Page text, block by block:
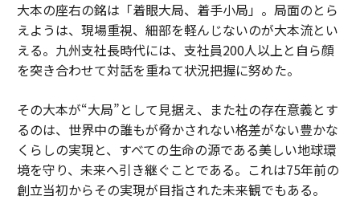
大本の座右の銘は「着眼大局、着手小局」。局面のとら
えようは、現場重視、細部を軽んじないのが大本流とい
える。九州支社長時代には、支社員200人以上と自ら顔
を突き合わせて対話を重ねて状況把握に努めた。
その大本が“大局”として見据え、また社の存在意義とす
るのは、世界中の誰もが脅かされない格差がない豊かな
くらしの実現と、すべての生命の源である美しい地球環
境を守り、未来へ引き継ぐことである。これは75年前の
創立当初からその実現が目指された未来観でもある。